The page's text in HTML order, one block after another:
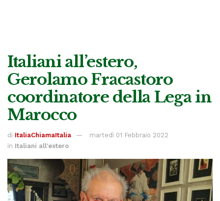
Italiani all’estero,
Gerolamo Fracastoro
coordinatore della Lega in
Marocco
di ItaliaChiamaItalia
martedì 01 Febbraio 2022
in Italiani all'estero